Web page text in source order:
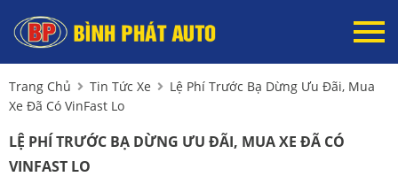
Trang Chủ Tin Tức Xe
Lệ Phí Trước Bạ Dừng Ưu Đãi, Mua
Xe Đã Có VinFast Lo
LỆ PHÍ TRƯỚC BẠ DỪNG ƯU ĐÃI, MUA XE ĐÃ CÓ
VINFAST LO